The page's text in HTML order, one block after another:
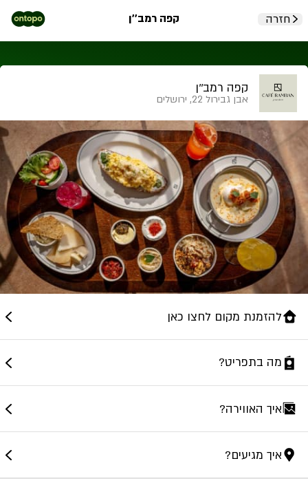
חזרה קפה רמב''ן
קפה רמב''ן
אבן גבירול 22, ירושלים
להזמנת מקום לחצו כאן
מה בתפריט?
איך האווירה?
איך מגיעים?